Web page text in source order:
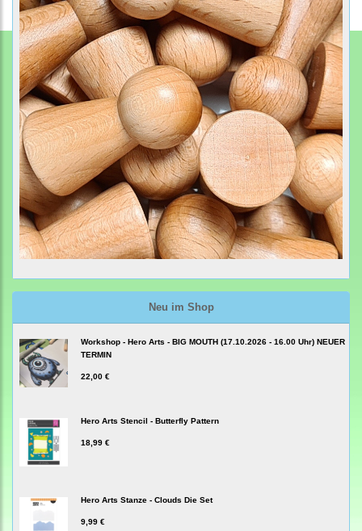
Neu im Shop
Workshop - Hero Arts - BIG MOUTH (17.10.2026 - 16.00 Uhr) NEUER
TERMIN
22,00 €
Hero Arts Stencil - Butterfly Pattern
18,99 €
Hero Arts Stanze - Clouds Die Set
9,99 €